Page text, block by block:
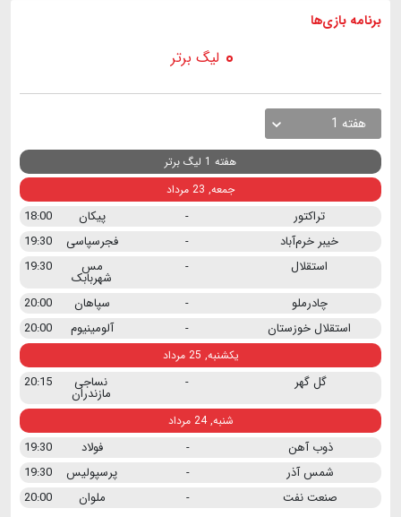
برنامه بازی ها
لیگ برتر
هفته 1
هفته 1 لیگ برتر
جمعه, 23 مرداد
تراکتور - پیکان
18:00
خیبر خرم‌آباد
- فجرسپاسی
19:30
استقلال
- مس
شهربابک
19:30
چادرملو
- سپاهان
20:00
استقلال خوزستان
- آلومینیوم 20:00
یکشنبه, 25 مرداد
گل گهر - نساجی
مازندران
20:15
شنبه, 24 مرداد
ذوب آهن - فولاد
19:30
شمس آذر
- پرسپولیس
19:30
صنعت نفت
- ملوان 20:00